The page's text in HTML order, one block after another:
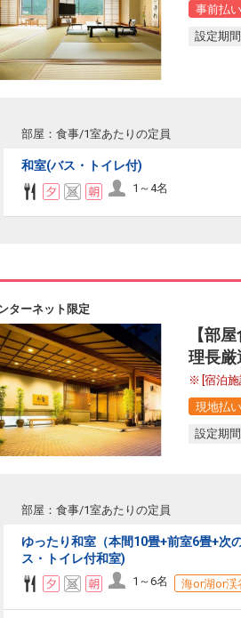
事前払い
設定期間
部屋：食事/1室あたりの定員
和室(バス・トイレ付)
1～4名
ターネット限定
【部
理長厳
[宿泊
現地払い
設定期間
部屋：食事/1室あたりの定員
ゆったり和室（本間10畳+前室6畳+次
ス・トイレ付和室)
1～6名 海or湖or渓